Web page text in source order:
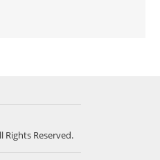
Rights Reserved.